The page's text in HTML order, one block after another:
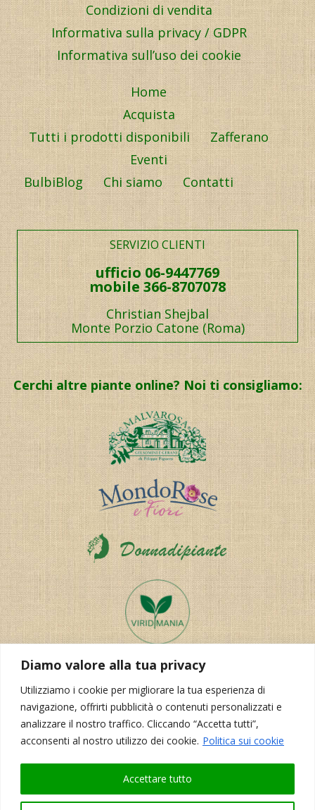
Diamo valore alla tua privacy
Utilizziamo i cookie per migliorare la tua esperienza di
navigazione, offrirti pubblicità o contenuti personalizzati e
analizzare il nostro traffico. Cliccando “Accetta tutti”,
acconsenti al nostro utilizzo dei cookie. Politica sui cookie
Accettare tutto
Condizioni di vendita
Informativa sulla privacy / GDPR
Informativa sull’uso dei cookie
Home
Acquista
Tutti i prodotti disponibili
Zafferano
Eventi
BulbiBlog
Chi siamo Contatti
SERVIZIO CLIENTI
ufficio 06-9447769
mobile 366-8707078
Christian Shejbal
Monte Porzio Catone (Roma)
Cerchi altre piante online? Noi ti consigliamo:
Realizzazione del sito:Korporal Webdesign